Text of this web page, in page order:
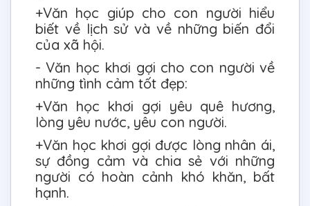
+Văn học giúp cho con người hiểu
biết về lịch sử và về những biến đổi
của xã hội.
- Văn học khơi gợi cho con người về
những tình cảm tốt đẹp:
+Văn học khơi gợi yêu quê hương,
lòng yêu nước, yêu con người.
+Văn học khơi gợi được lòng nhân ái,
sự đồng cảm và chia sẻ với những
người có hoàn cảnh khó khăn, bất
hạnh.